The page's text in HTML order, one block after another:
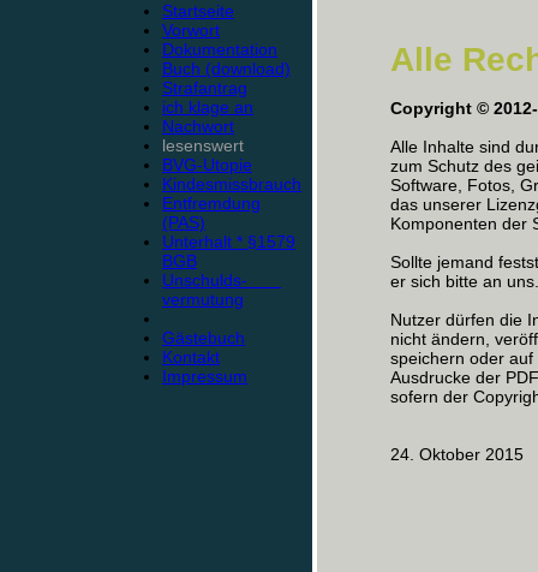
Startseite
Vorwort
Dokumentation
Buch (download)
Strafantrag
ich klage an
Nachwort
lesenswert
BVG-Utopie
Kindesmissbrauch
Entfremdung
(PAS)
Unterhalt * §1579
BGB
Unschulds-
vermutung
Gästebuch
Kontakt
Impressum
Alle
Copyright ©
Alle Inhalte sind
zum Schutz des
Software, Fotos,
das unserer
Komponenten der
Sollte jemand
er sich bitte an uns.
Nutzer dürfen die
nicht ändern,
speichern oder
Ausdrucke der
sofern der
24. Oktober 2015